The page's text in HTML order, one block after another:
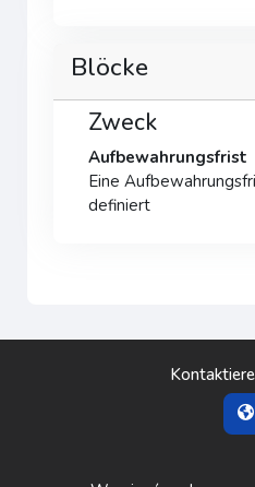
Blöcke
Zweck
Aufbewahrungsfrist
Eine
definiert